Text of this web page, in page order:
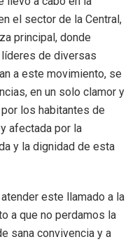
el sector de la Central,
principal, donde
de diversas
a este movimiento, se
en un solo clamor y
los habitantes de
afectada por la
y la dignidad de esta
este llamado a la
a que no perdamos la
sana convivencia y a